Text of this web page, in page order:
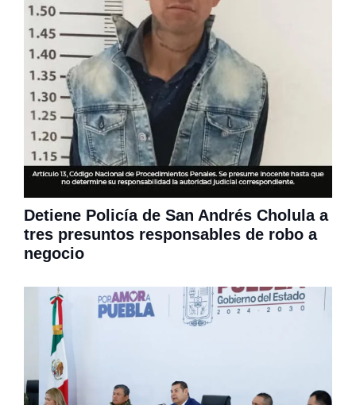
Detiene Policía de San Andrés Cholula a
tres presuntos responsables de robo a
negocio